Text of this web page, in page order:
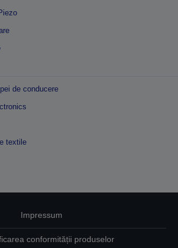
de conducere
textile
Impressum
conformității produselor